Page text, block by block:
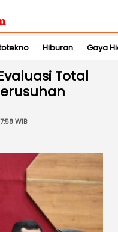
Hiburan Gaya
Total
WIB